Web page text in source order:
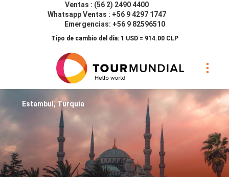
Ventas : (56 2) 2490 4400
Whatsapp Ventas : +56 9 4297 1747
Emergencias: +56 9 82596510
Tipo de cambio del día: 1 USD = 914.00 CLP
Estambul, Turquia